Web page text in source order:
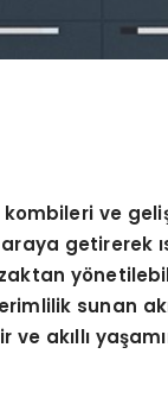
kombileri ve
getirerek
yö
sunan
akıllı